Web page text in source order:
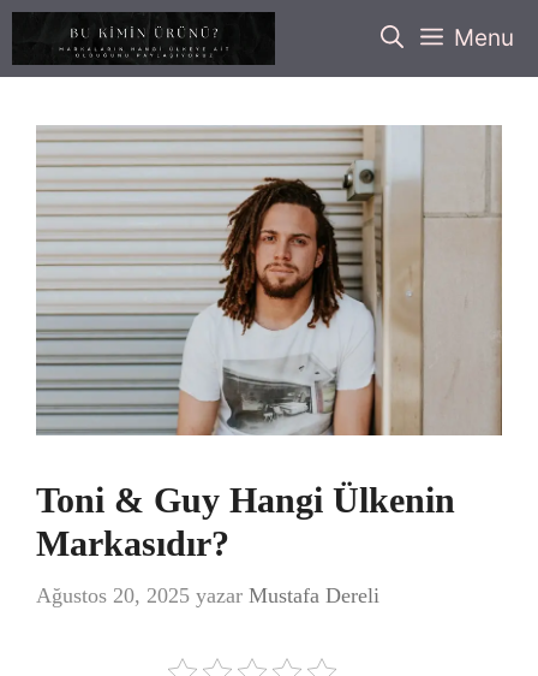
İçeriğe
Menu
Toni & Guy Hangi Ülkenin
Markasıdır?
Ağustos 20, 2025 yazar Mustafa Dereli